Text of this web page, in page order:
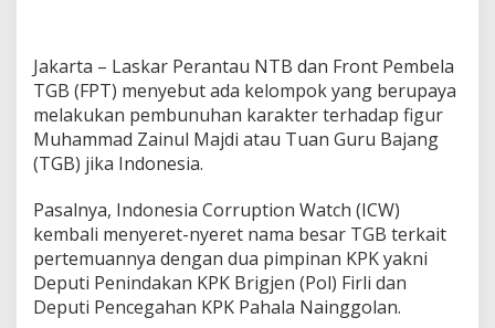
m
p
u
r
T
a
g
a
n
d
I
Jakarta – Laskar Perantau NTB dan Front Pembela
TGB (FPT) menyebut ada kelompok yang berupaya
melakukan pembunuhan karakter terhadap figur
Muhammad Zainul Majdi atau Tuan Guru Bajang
(TGB) jika Indonesia.
Pasalnya, Indonesia Corruption Watch (ICW)
kembali menyeret-nyeret nama besar TGB terkait
pertemuannya dengan dua pimpinan KPK yakni
Deputi Penindakan KPK Brigjen (Pol) Firli dan
Deputi Pencegahan KPK Pahala Nainggolan.